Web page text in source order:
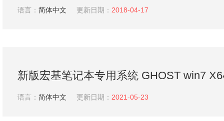
语言： 简体中文 更新日期： 2018-04-17
新版宏基笔记本专用系统 GHOST win7
稳定版 V2021.05
语言： 简体中文 更新日期： 2021-05-23